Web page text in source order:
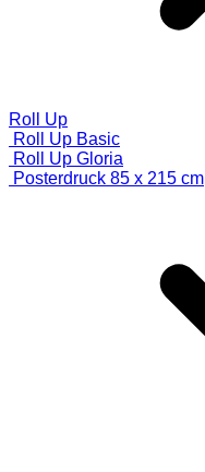
Roll Up
Roll Up Basic
Roll Up Gloria
Posterdruck 85 x 215 cm